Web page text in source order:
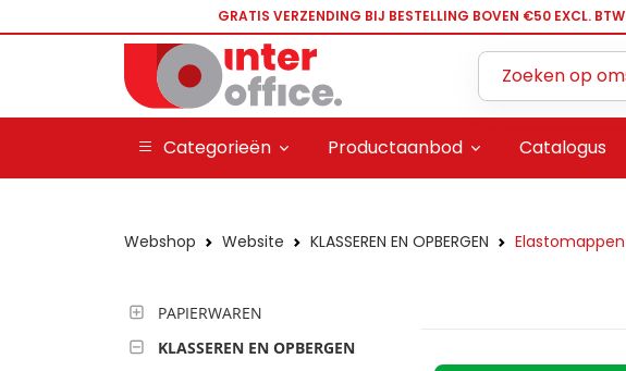
GRATIS VERZENDING BIJ BESTELLING BOVEN €50 EXCL. BTW
Categorieën Productaanbod Catalogus
Webshop Website KLASSEREN EN OPBERGEN Elastomappen
PAPIERWAREN
KLASSEREN EN OPBERGEN